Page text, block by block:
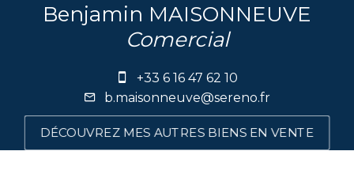
Benjamin MAISONNEUVE
Comercial
+33 6 16 47 62 10
b.maisonneuve@sereno.fr
DÉCOUVREZ MES AUTRES BIENS EN VENTE